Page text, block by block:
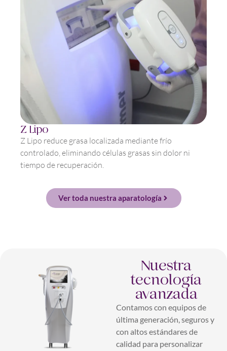
Z Lipo
Z Lipo reduce grasa localizada mediante frío
controlado, eliminando células grasas sin dolor ni
tiempo de recuperación.
Ver toda nuestra aparatología
Nuestra
tecnología
avanzada
Contamos con equipos de
última generación, seguros y
con altos estándares de
calidad para personalizar